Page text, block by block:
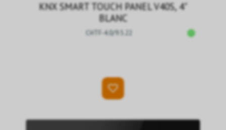
KNX SMART TOUCH PANEL V40S, 4"
BLANC
CHTF-4.0/9.5.22